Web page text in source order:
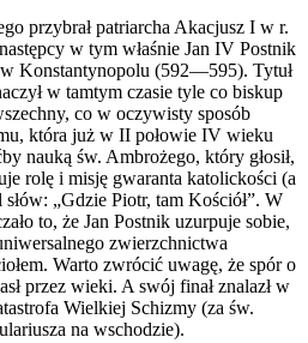
przybrał patriarcha Akacjusz I w r.
w tym właśnie Jan IV Postnik
Konstantynopolu (592—595). Tytuł
w tamtym czasie tyle co biskup
co w oczywisty sposób
która już w II połowie IV wieku
nauką św. Ambrożego, który głosił,
rolę i misję gwaranta katolickości (a
„Gdzie Piotr, tam Kościół”. W
to, że Jan Postnik uzurpuje sobie,
zwierzchnictwa
Warto zwrócić uwagę, że spór o
przez wieki. A swój finał znalazł w
Wielkiej Schizmy (za św.
na wschodzie).